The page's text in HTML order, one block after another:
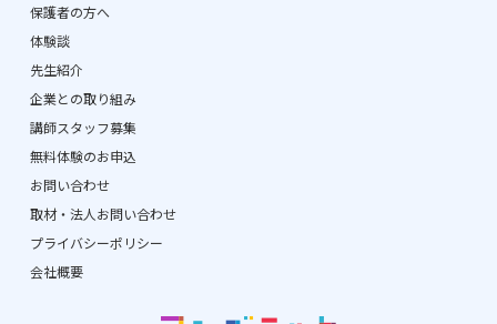
保護者の方へ
体験談
先生紹介
企業との取り組み
講師スタッフ募集
無料体験のお申込
お問い合わせ
取材・法人お問い合わせ
プライバシーポリシー
会社概要